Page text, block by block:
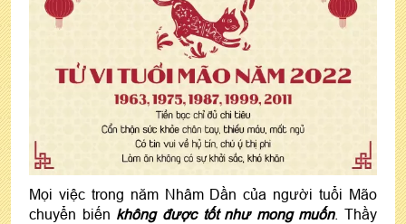
Mọi việc trong năm Nhâm Dần của người tuổi Mão
chuyển biến không được tốt như mong muốn. Thầy